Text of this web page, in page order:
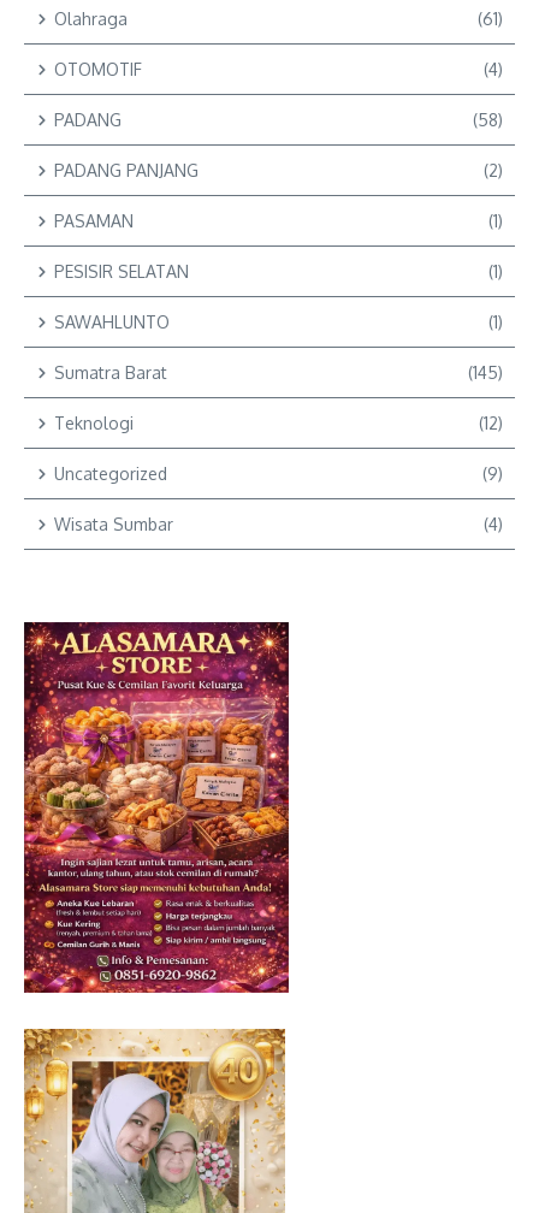
Olahraga (61)
OTOMOTIF (4)
PADANG (58)
PADANG PANJANG (2)
PASAMAN (1)
PESISIR SELATAN (1)
SAWAHLUNTO (1)
Sumatra Barat (145)
Teknologi (12)
Uncategorized (9)
Wisata Sumbar (4)